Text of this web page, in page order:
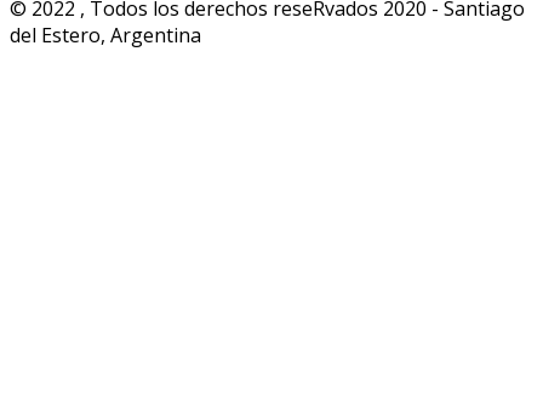
© 2022 , Todos los derechos reseRvados 2020 - Santiago
del Estero, Argentina